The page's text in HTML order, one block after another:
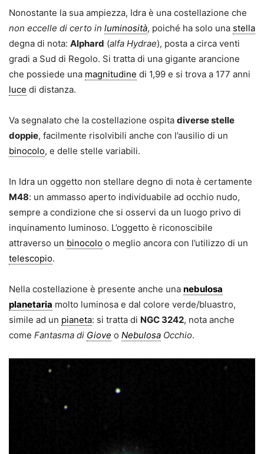
Nonostante la sua ampiezza, Idra è una costellazione che
non eccelle di certo in luminosità, poiché ha solo una stella
degna di nota: Alphard (alfa Hydrae), posta a circa venti
gradi a Sud di Regolo. Si tratta di una gigante arancione
che possiede una magnitudine di 1,99 e si trova a 177 anni
luce di distanza.
Va segnalato che la costellazione ospita diverse stelle
doppie, facilmente risolvibili anche con l’ausilio di un
binocolo, e delle stelle variabili.
In Idra un oggetto non stellare degno di nota è certamente
M48: un ammasso aperto individuabile ad occhio nudo,
sempre a condizione che si osservi da un luogo privo di
inquinamento luminoso. L’oggetto è riconoscibile
attraverso un binocolo o meglio ancora con l’utilizzo di un
telescopio.
Nella costellazione è presente anche una nebulosa
planetaria molto luminosa e dal colore verde/bluastro,
simile ad un pianeta: si tratta di NGC 3242, nota anche
come Fantasma di Giove o Nebulosa Occhio.